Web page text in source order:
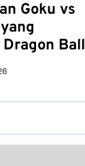
Goku vs
Ball